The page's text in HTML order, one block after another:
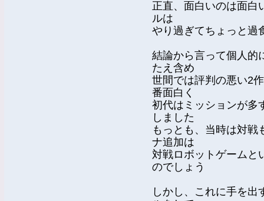
正直、面白いのは面白
ルは
やり過ぎてちょっと過
結論から言って個人的
たえ含め
世間では評判の悪い2
番面白く
初代はミッションが多
しました
もっとも、当時は対戦
ナ追加は
対戦ロボットゲームと
のでしょう
しかし、これに手を出